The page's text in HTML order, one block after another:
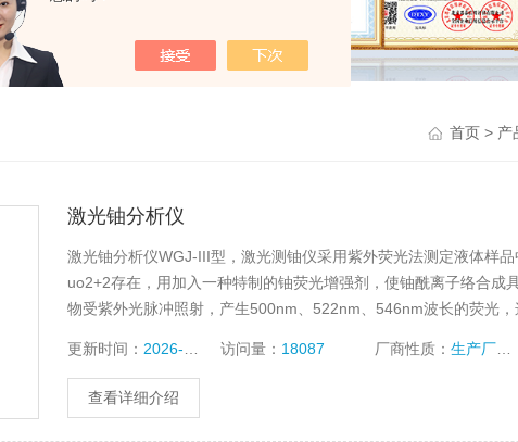
首页> 产
激光铀分析仪
激光铀分析仪WGJ-III型，激光测铀仪采用紫外荧光法测定液体样
uo2+2存在，用加入一种特制的铀荧光增强剂，使铀酰离子络合成
物受紫外光脉冲照射，产生500nm、522nm、546nm波长的荧光
更新时间： 2026-07-28 访问量： 18087 厂商性质： 生产厂家
查看详细介绍